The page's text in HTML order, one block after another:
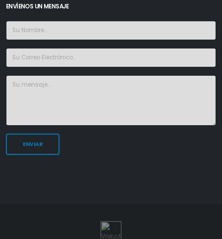
ENVÍENOS UN MENSAJE